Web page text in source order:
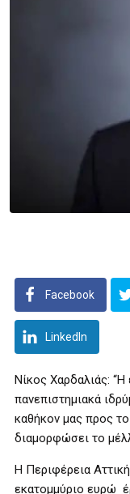
Facebook
LinkedIn
Νίκος Χαρδαλιάς:
πανεπιστημιακά
καθήκον μας προς
διαμορφώσει το
Η Περιφέρεια
εκατομμύριο ευρώ